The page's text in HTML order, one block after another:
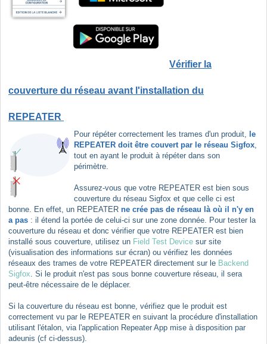
Vérifier la
couverture du réseau avant l'installation du
REPEATER
Pour répéter correctement les trames d'un produit, le
REPEATER doit être couvert par le réseau Sigfox
tout en ayant le produit à répéter dans son
périmètre.
Assurez-vous que votre REPEATER est bien sous
couverture du réseau Sigfox et que celle ci est
bonne. En effet, un REPEATER ne crée pas de réseau là où il n'y en
a pas : il étend la portée de celui-ci sur une zone donnée. Pour tester la
couverture du réseau et donc vérifier que votre REPEATER est bien
installé sous couverture, utilisez un Field Test Device sur site
(visualisation des informations sur écran) ou vérifiez les données
réseaux des trames de votre REPEATER directement sur le Backend
Sigfox . Si le produit n'est pas sous bonne couverture réseau, il sera
peut-être nécessaire de le déplacer.
Si la couverture du réseau est bonne, vérifiez que le produit est
correctement vu par le REPEATER en suivant la procédure d'installation
utilisant l'étalon, via l'application Repeater App mise à disposition par
adeunis (cf ci-dessus).